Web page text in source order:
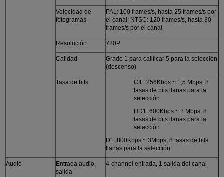
Velocidad de
fotogramas
PAL: 100 frames/s, hasta 25 frames/s por
el canal; NTSC: 120 frames/s, hasta 30
frames/s por el canal
Resolución 720P
Calidad
Grado 1 para calificar 5 para la selección
(descenso)
Tasa de bits
CIF: 256Kbps ~ 1,5 Mbps, 8
tasas de bits llanas para la
selección
HD1: 600Kbps ~ 2 Mbps, 8
tasas de bits llanas para la
selección
D1: 800Kbps ~ 3Mbps, 8 tasas de bits
llanas para la selección
Audio
Entrada audio,
salida
4-channel entrada, 1 salida del canal